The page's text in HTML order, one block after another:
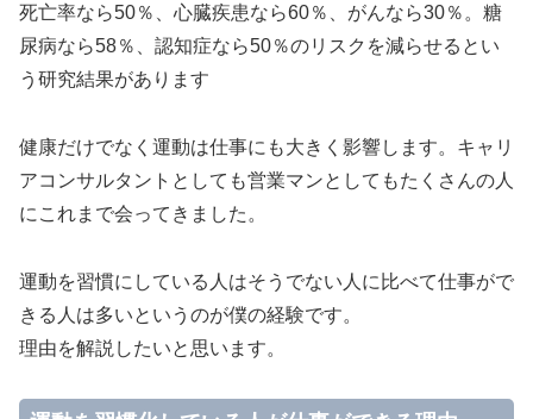
死亡率なら50％、心臓疾患なら60％、がんなら30％。糖
尿病なら58％、認知症なら50％のリスクを減らせるとい
う研究結果があります
健康だけでなく運動は仕事にも大きく影響します。キャリ
アコンサルタントとしても営業マンとしてもたくさんの人
にこれまで会ってきました。
運動を習慣にしている人はそうでない人に比べて仕事がで
きる人は多いというのが僕の経験です。
理由を解説したいと思います。